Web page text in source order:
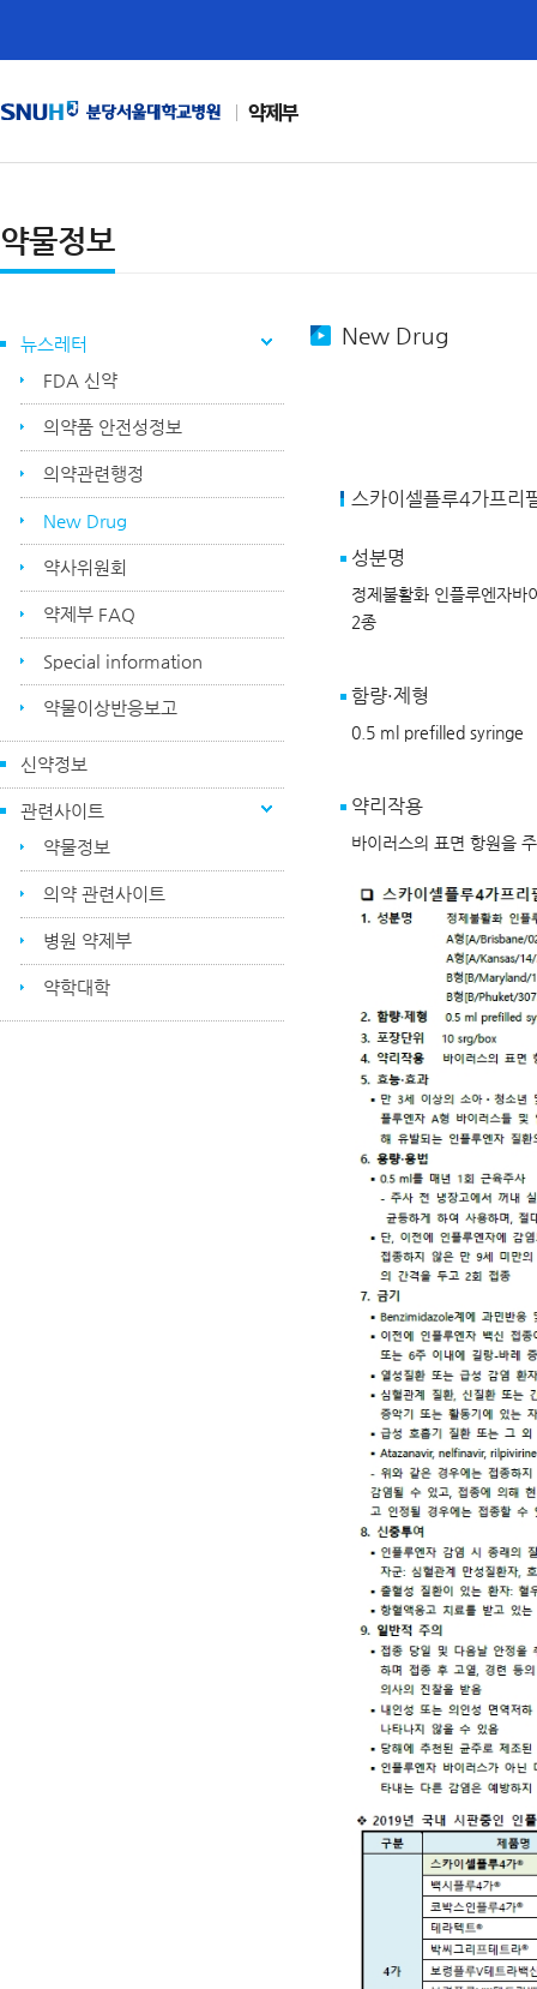
약제부
약물정보
뉴스레터
FDA 신약
의약품 안전성정보
의약관련행정
New Drug
약사위원회
약제부 FAQ
Special information
약물이상반응보고
신약정보
관련사이트
약물정보
의약 관련사이트
병원 약제부
약학대학
New Drug
스카이셀플루4가프
성분명
정제불활화 인플루엔자바
2종
함량·제형
0.5 ml prefilled syringe
약리작용
바이러스의 표면 항원을